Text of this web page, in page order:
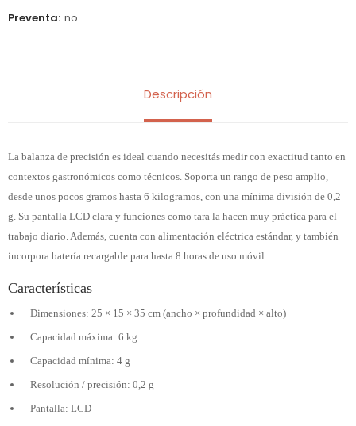
Preventa no
Descripción
La balanza de precisión es ideal cuando necesitás medir con exactitud tanto en
contextos gastronómicos como técnicos. Soporta un rango de peso amplio,
desde unos pocos gramos hasta 6 kilogramos, con una mínima división de 0,2
g. Su pantalla LCD clara y funciones como tara la hacen muy práctica para el
trabajo diario. Además, cuenta con alimentación eléctrica estándar, y también
incorpora batería recargable para hasta 8 horas de uso móvil.
Características
Dimensiones: 25 × 15 × 35 cm (ancho × profundidad × alto)
Capacidad máxima: 6 kg
Capacidad mínima: 4 g
Resolución / precisión: 0,2 g
Pantalla: LCD